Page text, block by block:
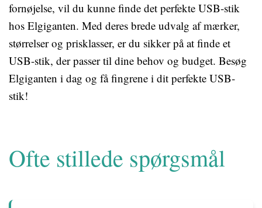
fornøjelse, vil du kunne finde det perfekte USB-stik
hos Elgiganten. Med deres brede udvalg af mærker,
størrelser og prisklasser, er du sikker på at finde et
USB-stik, der passer til dine behov og budget. Besøg
Elgiganten i dag og få fingrene i dit perfekte USB-
stik!
Ofte stillede spørgsmål